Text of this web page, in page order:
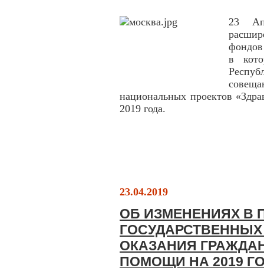
23
фондов
в
национальных проектов
2019 года.
23.04.2019
ОБ ИЗМЕНЕНИЯХ В
ОКАЗАНИЯ
ПОМОЩИ НА 2019